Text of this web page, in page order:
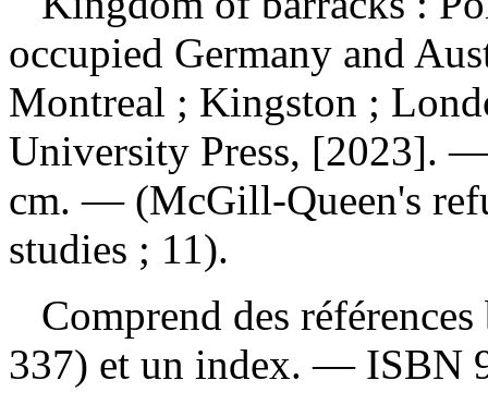
occupied Germany and
Montreal ; Kingston ;
University Press, [2023].
cm. — (McGill-Queen's
studies ; 11).
Comprend des
337) et un index. — ISBN